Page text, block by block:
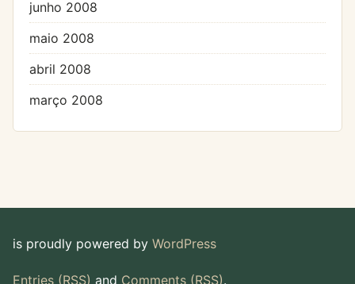
junho 2008
maio 2008
abril 2008
março 2008
is proudly powered by WordPress
Entries (RSS) and Comments (RSS).